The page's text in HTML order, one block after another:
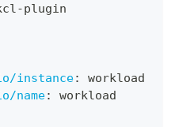
-plugin
instance:
workload
name:
workload